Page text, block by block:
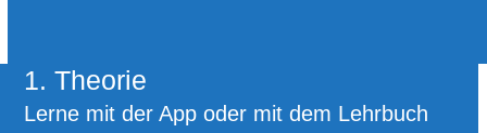
1. Theorie
Lerne mit der App oder mit dem Lehrbuch